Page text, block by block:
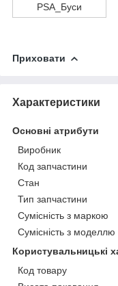
PSA_Буси
Приховати
Характеристики
Основні атрибути
Виробник
Код запчастини
Стан
Тип запчастини
Сумісність з маркою
Сумісність з моделлю
Користувальницькі
Код товару